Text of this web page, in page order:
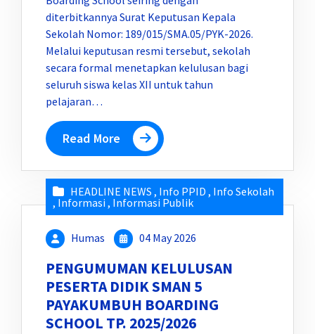
diterbitkannya Surat Keputusan Kepala
Sekolah Nomor: 189/015/SMA.05/PYK-2026.
Melalui keputusan resmi tersebut, sekolah
secara formal menetapkan kelulusan bagi
seluruh siswa kelas XII untuk tahun
pelajaran…
Read More
HEADLINE NEWS , Info PPID , Info Sekolah
, Informasi, Informasi Publik
Humas 04 May 2026
PENGUMUMAN KELULUSAN
PESERTA DIDIK SMAN 5
PAYAKUMBUH BOARDING
SCHOOL TP. 2025/2026